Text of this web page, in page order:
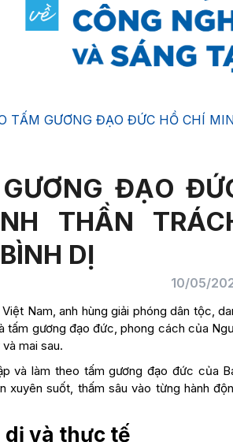
TẤM GƯƠNG ĐẠO ĐỨC HỒ CHÍ
ĐẠO
THẦN
DỊ
10/05/
Nam, anh hùng giải phóng dân tộc,
tấm gương đạo đức, phong cách của
mai sau.
và làm theo tấm gương đạo đức của
xuyên suốt, thấm sâu vào từng hành
dị và thực tế